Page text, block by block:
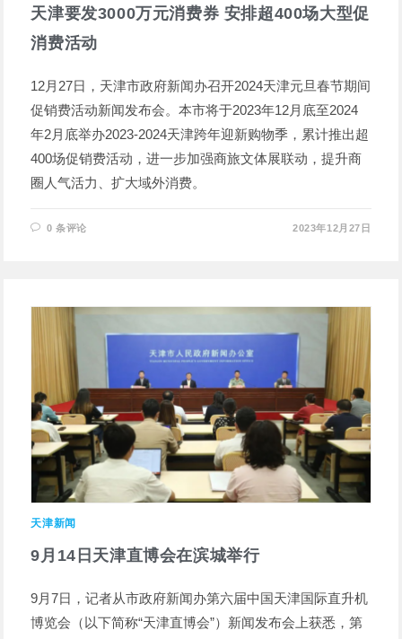
天津要发3000万元消费券 安排超400场大型促
消费活动
12月27日，天津市政府新闻办召开2024天津元旦春节期间
促销费活动新闻发布会。本市将于2023年12月底至2024
年2月底举办2023-2024天津跨年迎新购物季，累计推出超
400场促销费活动，进一步加强商旅文体展联动，提升商
圈人气活力、扩大域外消费。
0 条评论 2023年12月27日
天津新闻
9月14日天津直博会在滨城举行
9月7日，记者从市政府新闻办第六届中国天津国际直升机
博览会（以下简称“天津直博会”）新闻发布会上获悉，第